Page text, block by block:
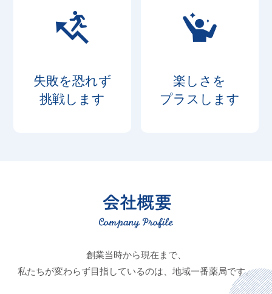
失敗を恐れず
挑戦します
楽しさを
プラスします
創業当時から現在まで、
私たちが変わらず目指しているのは、 地域一番薬局です。